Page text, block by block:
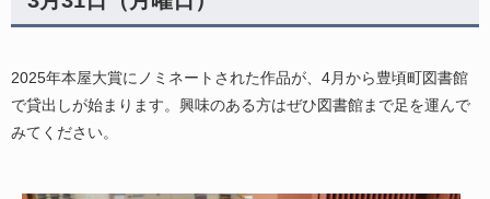
2025年本屋大賞にノミネートされた作品が、4月から豊頃町図書館
で貸出しが始まります。興味のある方はぜひ図書館まで足を運んで
みてください。